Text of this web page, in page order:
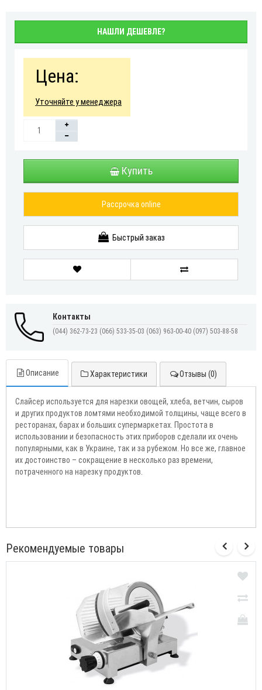
НАШЛИ ДЕШЕВЛЕ?
Цена:
Уточняйте у менеджера
Купить
Рассрочка online
Быстрый заказ
Контакты
(044) 362-73-23 (066) 533-35-03 (063) 963-00-40 (097) 503-88-58
Описание Характеристики Отзывы (0)
Слайсер используется для нарезки овощей, хлеба, ветчин, сыров
и других продуктов ломтями необходимой толщины, чаще всего в
ресторанах, барах и больших супермаркетах. Простота в
использовании и безопасность этих приборов сделали их очень
популярными, как в Украине, так и за рубежом. Но все же, главное
их достоинство – сокращение в несколько раз времени,
потраченного на нарезку продуктов.
Рекомендуемые товары